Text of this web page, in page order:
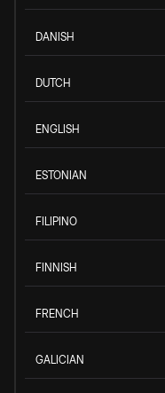
DANISH
DUTCH
ENGLISH
ESTONIAN
FILIPINO
FINNISH
FRENCH
GALICIAN